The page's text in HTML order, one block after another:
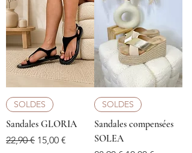
SOLDES
Sandales GLORIA
Precio
22,90 € Precio de oferta
15,00 €
SOLDES
Sandales compensées
SOLEA